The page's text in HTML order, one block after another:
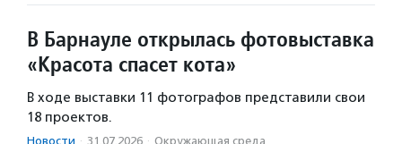
В Барнауле открылась фотовыставка
«Красота спасет кота»
В ходе выставки 11 фотографов представили свои
18 проектов.
Новости · 31.07.2026 · Окружающая среда